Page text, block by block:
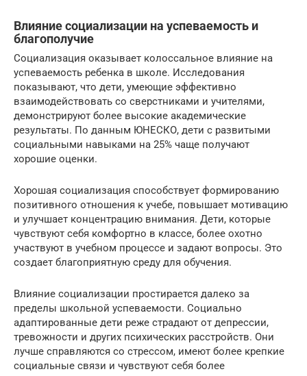
Влияние социализации на успеваемость и
благополучие
Социализация оказывает колоссальное влияние на
успеваемость ребенка в школе. Исследования
показывают, что дети, умеющие эффективно
взаимодействовать со сверстниками и учителями,
демонстрируют более высокие академические
результаты. По данным ЮНЕСКО, дети с развитыми
социальными навыками на 25% чаще получают
хорошие оценки.
Хорошая социализация способствует формированию
позитивного отношения к учебе, повышает мотивацию
и улучшает концентрацию внимания. Дети, которые
чувствуют себя комфортно в классе, более охотно
участвуют в учебном процессе и задают вопросы. Это
создает благоприятную среду для обучения.
Влияние социализации простирается далеко за
пределы школьной успеваемости. Социально
адаптированные дети реже страдают от депрессии,
тревожности и других психических расстройств. Они
лучше справляются со стрессом, имеют более крепкие
социальные связи и чувствуют себя более